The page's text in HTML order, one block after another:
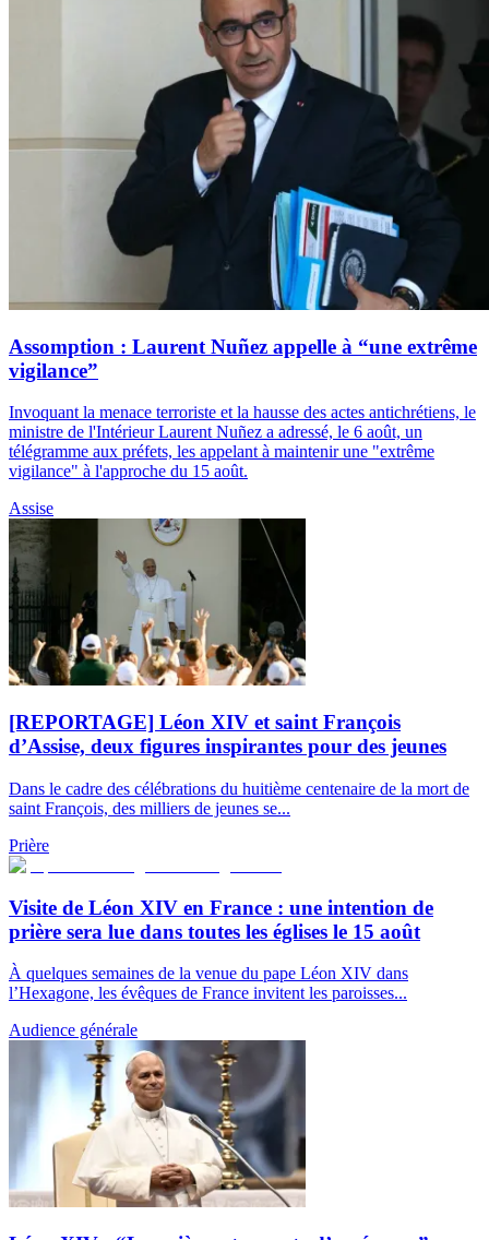
Assomption : Laurent Nuñez appelle à “une extrême
vigilance”
Invoquant la menace terroriste et la hausse des actes antichrétiens, le
ministre de l'Intérieur Laurent Nuñez a adressé, le 6 août, un
télégramme aux préfets, les appelant à maintenir une "extrême
vigilance" à l'approche du 15 août.
Assise
[REPORTAGE] Léon XIV et saint François
d’Assise, deux figures inspirantes pour des jeunes
Dans le cadre des célébrations du huitième centenaire de la mort de
saint François, des milliers de jeunes se...
Prière
Visite de Léon XIV en France : une intention de
prière sera lue dans toutes les églises le 15 août
À quelques semaines de la venue du pape Léon XIV dans
l’Hexagone, les évêques de France invitent les paroisses...
Audience générale